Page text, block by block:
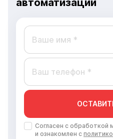
Согласен с обработкой
и ознакомлен с